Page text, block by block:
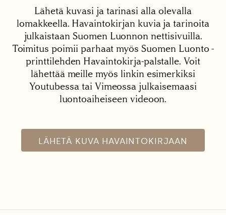
Lähetä kuvasi ja tarinasi alla olevalla
lomakkeella. Havaintokirjan kuvia ja tarinoita
julkaistaan Suomen Luonnon nettisivuilla.
Toimitus poimii parhaat myös Suomen Luonto -
printtilehden Havaintokirja-palstalle. Voit
lähettää meille myös linkin esimerkiksi
Youtubessa tai Vimeossa julkaisemaasi
luontoaiheiseen videoon.
LÄHETÄ KUVA HAVAINTOKIRJAAN